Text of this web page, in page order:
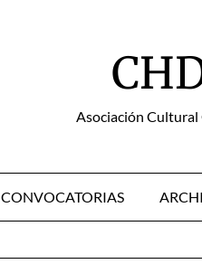
Asociación
CONVOCATORIAS